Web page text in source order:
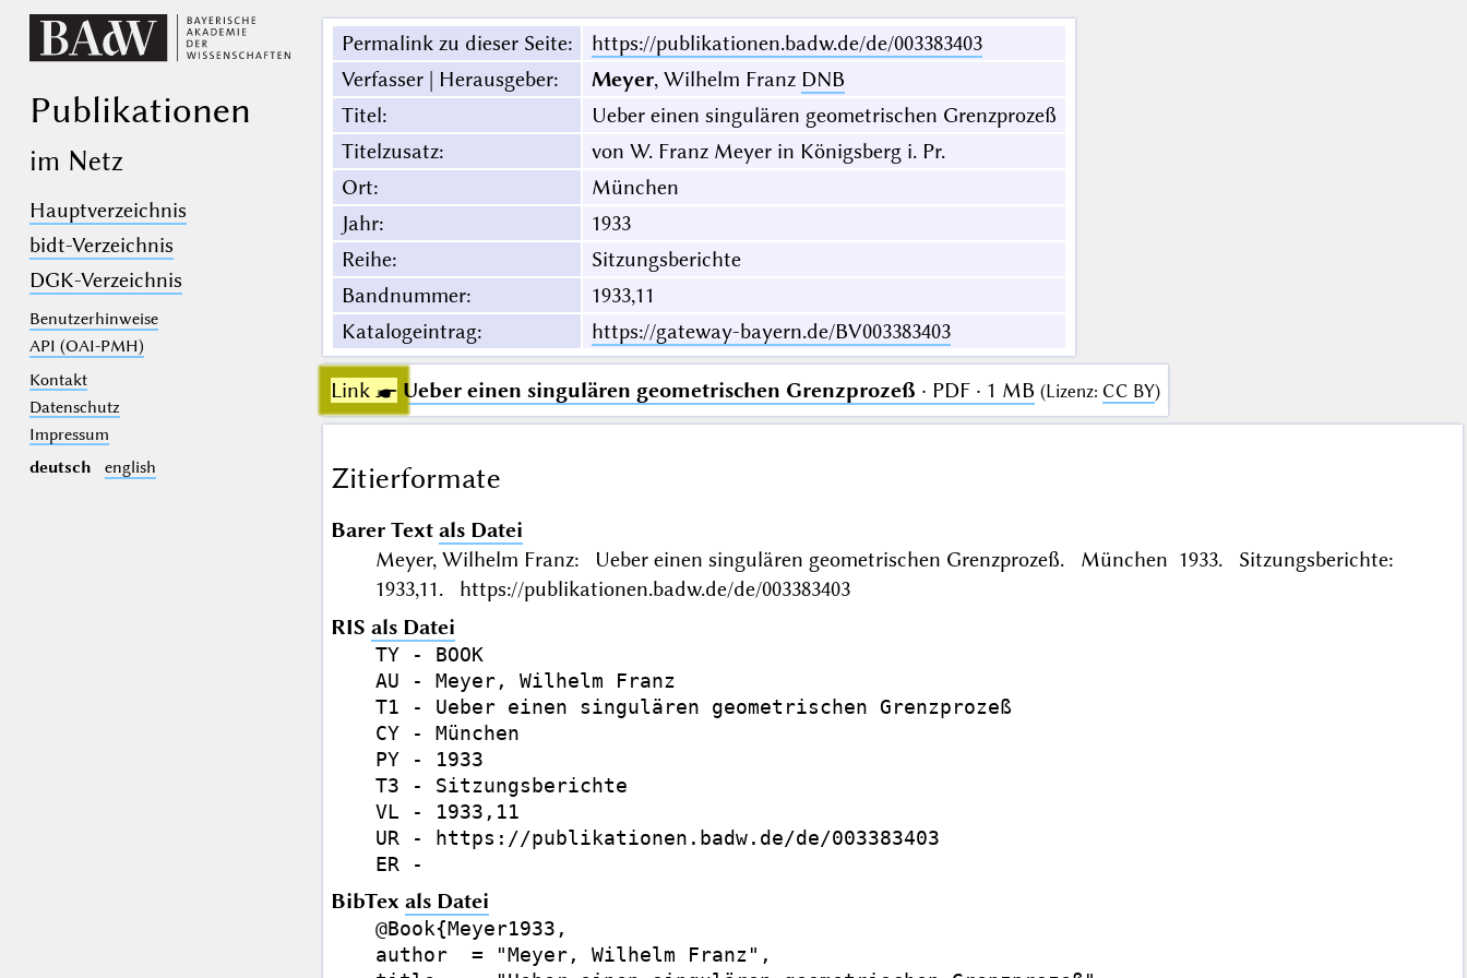
Publikationen
im Netz
Hauptverzeichnis
bidt-Verzeichnis
DGK-Verzeichnis
Benutzerhinweise
API (OAI-PMH)
Kontakt
Datenschutz
Impressum
deutsch
english
Permalink zu dieser Seite:
https://publikationen.badw.de/de/003383403
Verfasser | Herausgeber: Meyer, Wilhelm Franz DNB
Titel:
Ueber einen singulären geometrischen Grenzprozeß
Titelzusatz:
von W. Franz Meyer in Königsberg i. Pr.
Ort:
München
Jahr:
1933
Reihe:
Sitzungsberichte
Bandnummer:
1933,11
Katalogeintrag: https://gateway-bayern.de/BV003383403
Link ☛ Ueber einen singulären geometrischen Grenzprozeß · PDF · 1 MB (Lizenz: CC BY)
Zitierformate
Barer Text als Datei
Meyer, Wilhelm Franz: Ueber einen singulären geometrischen Grenzprozeß. München 1933. Sitzungsberichte:
1933,11. https://publikationen.badw.de/de/003383403
RIS als Datei
TY - BOOK
AU - Meyer, Wilhelm Franz
T1 - Ueber einen singulären geometrischen Grenzprozeß
CY - München
PY - 1933
T3 - Sitzungsberichte
VL - 1933,11
UR - https://publikationen.badw.de/de/003383403
BibTex als Datei
@Book{Meyer1933,
author  = "Meyer, Wilhelm Franz",